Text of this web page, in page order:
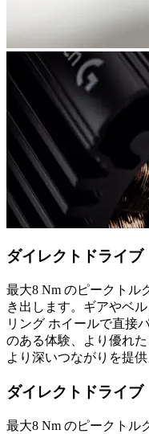
ダイレクトドライブ
最大8 Nm のピークトル
き出します。ギアやベ
リング ホイールで直接
のある体験、より優れ
より深いつながりを提供
ダイレクトドライブ
最大8 Nm のピークトル